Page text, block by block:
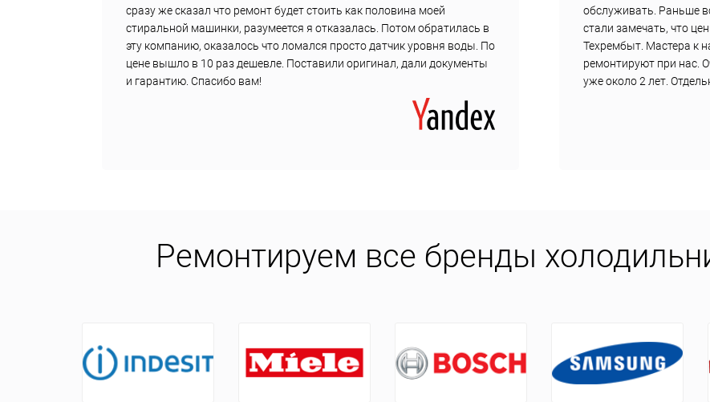
сразу же сказал что ремонт будет стоить как половина моей
стиральной машинки, разумеется я отказалась. Потом обратилась в
эту компанию, оказалось что ломался просто датчик уровня воды. По
цене вышло в 10 раз дешевле. Поставили оригинал, дали документы
и гарантию. Спасибо вам!
обслуживать. Раньше
стали замечать, что
Техрембыт. Мастера к
ремонтируют при нас.
уже около 2 лет.
Ремонтируем все бренды